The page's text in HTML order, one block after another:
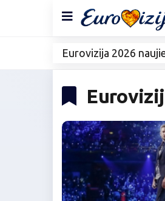
Eurovizija 2026